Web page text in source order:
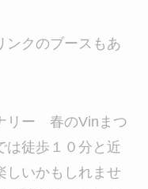
ンクのブースもあ
リー 春のVinまつ
は徒歩１０分と近
しいかもしれませ